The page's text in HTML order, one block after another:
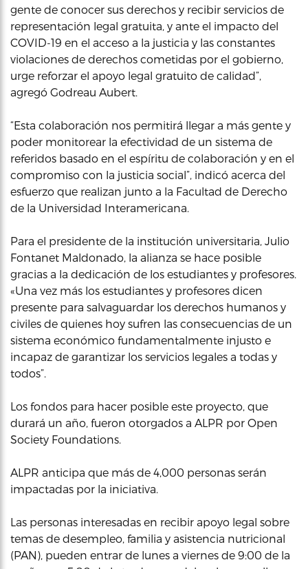
gente de conocer sus derechos y recibir servicios de
representación legal gratuita, y ante el impacto del
COVID-19 en el acceso a la justicia y las constantes
violaciones de derechos cometidas por el gobierno,
urge reforzar el apoyo legal gratuito de calidad”,
agregó Godreau Aubert.
“Esta colaboración nos permitirá llegar a más gente y
poder monitorear la efectividad de un sistema de
referidos basado en el espíritu de colaboración y en el
compromiso con la justicia social”, indicó acerca del
esfuerzo que realizan junto a la Facultad de Derecho
de la Universidad Interamericana.
Para el presidente de la institución universitaria, Julio
Fontanet Maldonado, la alianza se hace posible
gracias a la dedicación de los estudiantes y profesores.
«Una vez más los estudiantes y profesores dicen
presente para salvaguardar los derechos humanos y
civiles de quienes hoy sufren las consecuencias de un
sistema económico fundamentalmente injusto e
incapaz de garantizar los servicios legales a todas y
todos”.
Los fondos para hacer posible este proyecto, que
durará un año, fueron otorgados a ALPR por Open
Society Foundations.
ALPR anticipa que más de 4,000 personas serán
impactadas por la iniciativa.
Las personas interesadas en recibir apoyo legal sobre
temas de desempleo, familia y asistencia nutricional
(PAN), pueden entrar de lunes a viernes de 9:00 de la